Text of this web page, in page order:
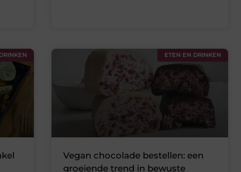
ETEN EN DRINKEN
Vegan chocolade bestellen: een
groeiende trend in bewuste